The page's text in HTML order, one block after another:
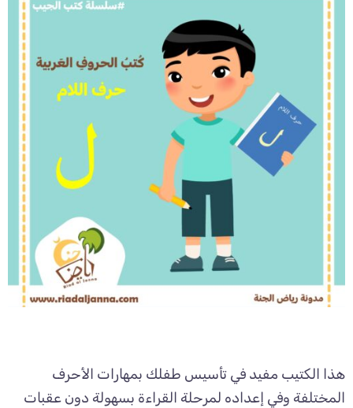
هذا الكتيب مفيد في تأسيس طفلك بمهارات الأحرف
المختلفة وفي إعداده لمرحلة القراءة بسهولة دون عقبات